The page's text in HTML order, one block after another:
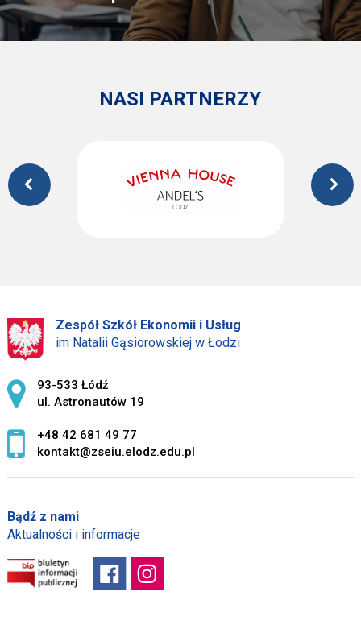
NASI PARTNERZY
Zespół Szkół Ekonomii i Usług
im Natalii Gąsiorowskiej w Łodzi
Adres pocztowy:
93-533 Łódź
ul. Astronautów 19
+48 42 681 49 77
kontakt@zseiu.elodz.edu.pl
Bądź z nami
Aktualności i informacje